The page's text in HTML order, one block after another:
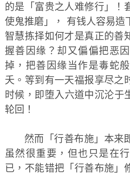
的是「富贵之人难修行」！
使鬼推磨」， 有钱人容易造
智慧拣择如何才是真正的善
握善因缘？却又偏偏把恶
掉，把善因缘当作是毒蛇
夭。等到有一天福报享尽之
时候，即堕入六道中沉沦
轮回！
然而「行善布施」本来
虽然很重要，但也只是在
已，不能错把「行善布施」